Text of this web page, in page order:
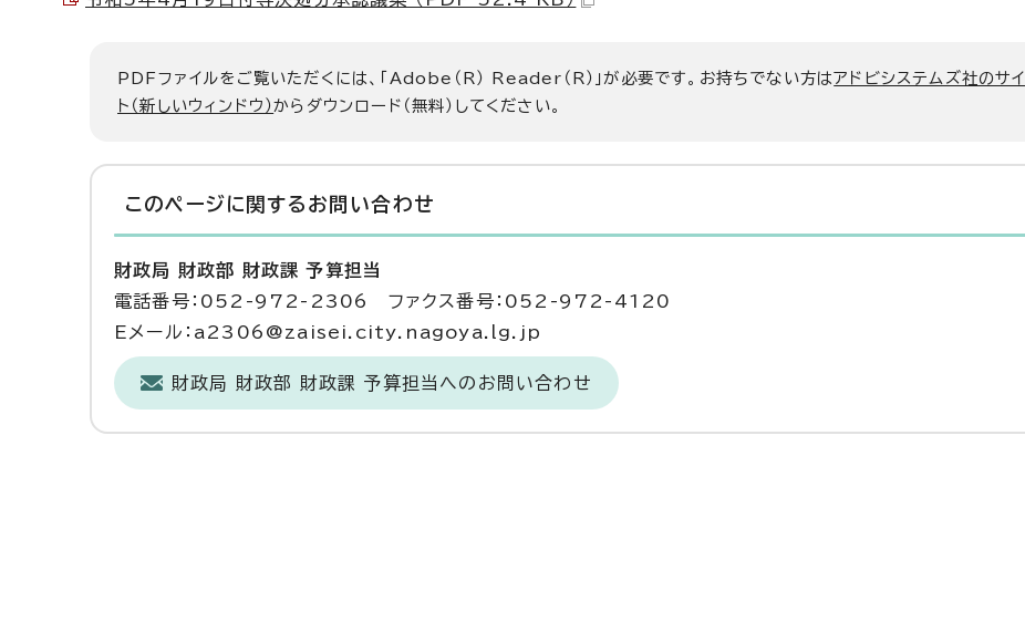
PDFファイルをご覧いただくには、「Adobe（R） Reader（R）」が必要です。お持ちでない方はアドビシステムズ社のサイ
ト（新しいウィンドウ）からダウンロード（無料）してください。
このページに関する お問い合わせ
財政局 財政部 財政課 予算担当
電話番号：052-972-2306 ファクス番号：052-972-4120
Eメール：a2306@zaisei.city.nagoya.lg.jp
財政局 財政部 財政課 予算担当へのお問い合わせ